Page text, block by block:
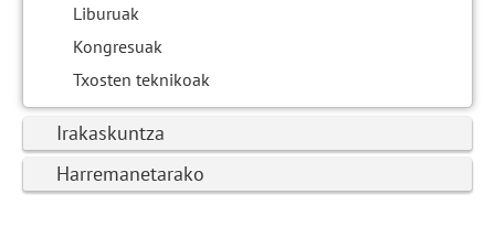
Liburuak
Kongresuak
Txosten teknikoak
Irakaskuntza
Harremanetarako